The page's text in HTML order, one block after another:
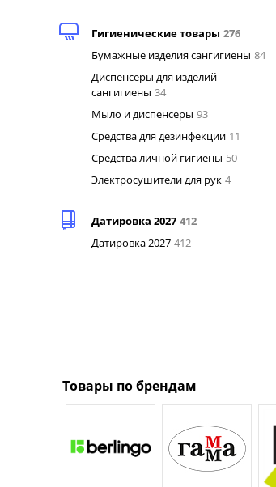
Гигиенические товары 276
Бумажные изделия сангигиены 84
Диспенсеры для изделий
сангигиены 34
Мыло и диспенсеры 93
Средства для дезинфекции 11
Средства личной гигиены 50
Электросушители для рук 4
Датировка 2027 412
Датировка 2027 412
Товары по брендам